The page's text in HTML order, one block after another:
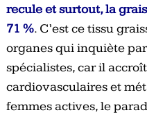
recule et surtout, la
71 %. C’est ce tissu
organes qui inquiète
spécialistes, car il
cardiovasculaires et
femmes actives, le